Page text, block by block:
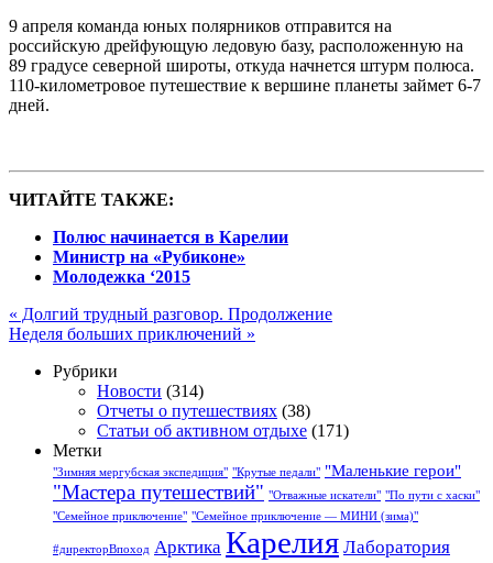
9 апреля команда юных полярников отправится на
российскую дрейфующую ледовую базу, расположенную на
89 градусе северной широты, откуда начнется штурм полюса.
110-километровое путешествие к вершине планеты займет 6-7
дней.
ЧИТАЙТЕ ТАКЖЕ:
Полюс начинается в Карелии
Министр на «Рубиконе»
Молодежка ‘2015
« Долгий трудный разговор. Продолжение
Неделя больших приключений »
Рубрики
Новости (314)
Отчеты о путешествиях (38)
Статьи об активном отдыхе (171)
Метки
"Зимняя мергубская экспедиция" "Крутые педали" "Маленькие герои"
"Мастера путешествий" "Отважные искатели" "По пути с хаски"
"Семейное приключение" "Семейное приключение — МИНИ (зима)"
#директорВпоход Арктика Карелия Лаборатория